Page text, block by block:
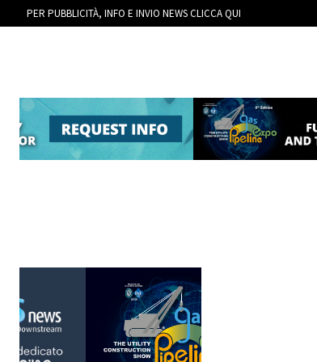
PER PUBBLICITÀ, INFO E INVIO NEWS CLICCA QUI